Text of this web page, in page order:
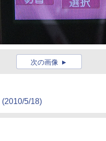
次の画像
(2010/5/18)